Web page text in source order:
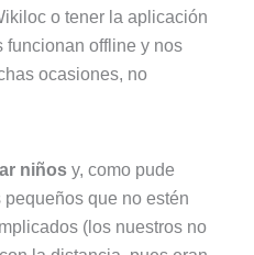
o tener la aplicación
funcionan offline y nos
ocasiones, no
niñosy, como pude
que no estén
(los nuestros no